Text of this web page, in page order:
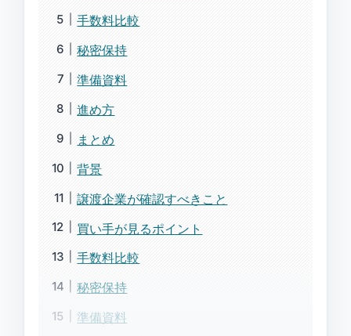
手数料比較
秘密保持
準備資料
進め方
まとめ
背景
譲渡企業が確認すべきこと
買い手が見るポイント
手数料比較
秘密保持
準備資料